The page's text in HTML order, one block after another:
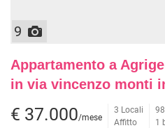
9
Appartamento a
in via vincenzo monti
€ 37.000/mese
3 Locali
Affitto
1